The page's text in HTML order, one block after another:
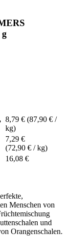
8,79 € (87,90 € /
kg)
7,29 €
(72,90 € / kg)
16,08 €
Menschen von
und
Orangenschalen.